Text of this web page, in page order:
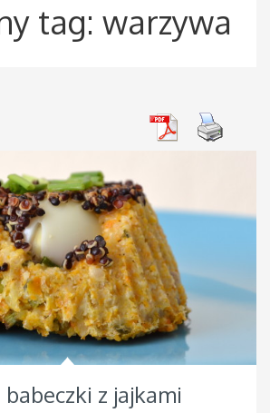
tag: warzywa
z jajkami